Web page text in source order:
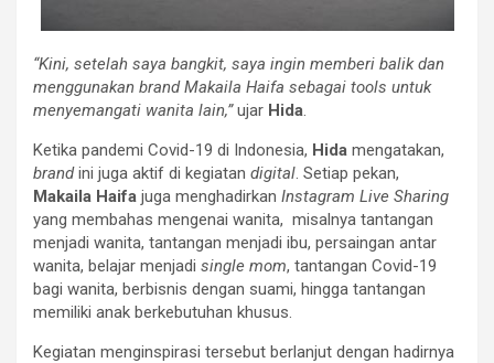
“Kini, setelah saya bangkit, saya ingin memberi balik dan
menggunakan brand Makaila Haifa sebagai tools untuk
menyemangati wanita lain,”ujar Hida.
Ketika pandemi Covid-19 di Indonesia, Hida mengatakan,
brandini juga aktif di kegiatan digital. Setiap pekan,
Makaila Haifa juga menghadirkan Instagram Live Sharing
yang membahas mengenai wanita, misalnya tantangan
menjadi wanita, tantangan menjadi ibu, persaingan antar
wanita, belajar menjadi single mom, tantangan Covid-19
bagi wanita, berbisnis dengan suami, hingga tantangan
memiliki anak berkebutuhan khusus.
Kegiatan menginspirasi tersebut berlanjut dengan hadirnya